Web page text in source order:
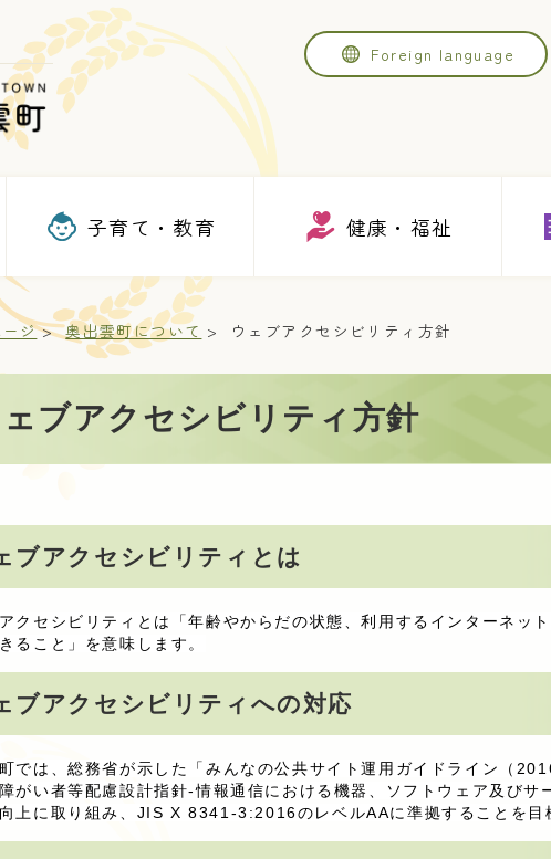
Foreign language
子育て・教育 健康・福祉
ージ 奥出雲町について ウェブアクセシビリティ方針
ブアクセシビリティ方針
ブアクセシビリティとは
クセシビリティとは「年齢やからだの状態、利用するインターネッ
ること」を意味します。
ブアクセシビリティへの対応
では、総務省が示した「みんなの公共サイト運用ガイドライン（
がい者等配慮設計指針-情報通信における機器、ソフトウェア及び
上に取り組み、JIS X 8341-3:2016のレベルAAに準拠することを目